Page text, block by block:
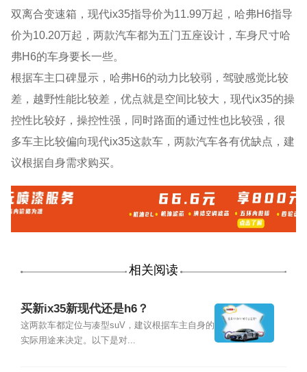
双离合变速箱，现代ix35指导价为11.99万起，哈弗H6指导
价为10.20万起，两款汽车都为五门五座设计，车身尺寸哈
弗H6的车身要长一些。
根据车主口碑显示，哈弗H6的动力比较弱，驾驶感觉比较
差，越野性能比较差，优点就是空间比较大，现代ix35的操
控性比较好，操控性强，同时路面的通过性也比较强，很
多车主比较偏向现代ix35这款车，两款汽车各有优缺点，建
议根据自身需求购买。
相关阅读
买新ix35新现代还是h6？
这两款车都定位与凑型suV，建议根据车主自身的
实际用途来决定。以下是对...